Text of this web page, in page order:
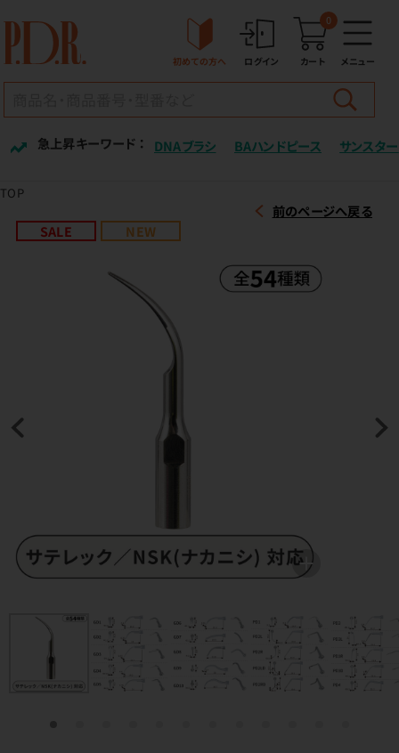
初めての方へ ログイン カート
0
メニュー
急上昇キーワード ： DNAブラシ BAハンドピース サンスター
TOP
前のページへ戻る
SALE NEW